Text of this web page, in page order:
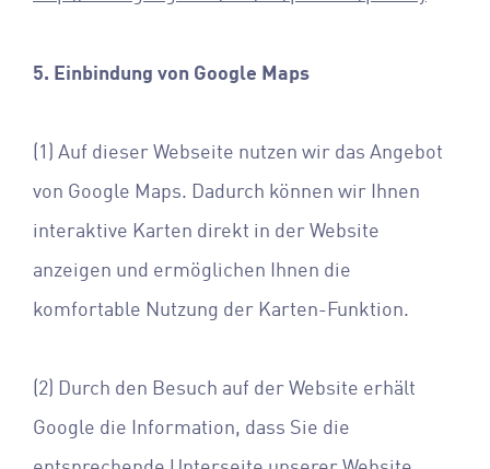
5. Einbindung von Google Maps
(1) Auf dieser Webseite nutzen wir das Angebot
von Google Maps. Dadurch können wir Ihnen
interaktive Karten direkt in der Website
anzeigen und ermöglichen Ihnen die
komfortable Nutzung der Karten-Funktion.
(2) Durch den Besuch auf der Website erhält
Google die Information, dass Sie die